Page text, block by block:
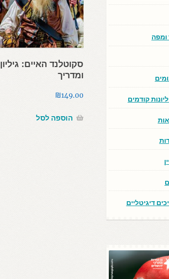
סקוטלנד האיים: גיליון
ומדריך
₪149.00
הוספה לסל
ומפה
קודמים
דיגיטליים